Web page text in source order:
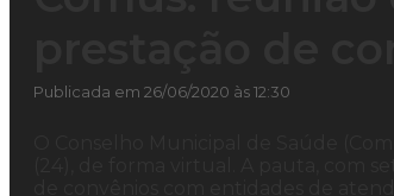
Publicada em 26/06/2020 às 12:30